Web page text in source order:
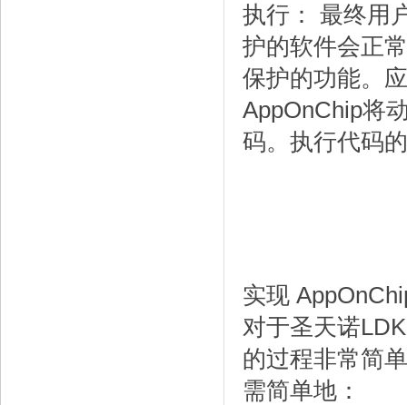
执行： 最终用
护的软件会正
保护的功能。
AppOnChip将
码。执行代码
实现
对于圣天诺
的过程非常简
需简单地：